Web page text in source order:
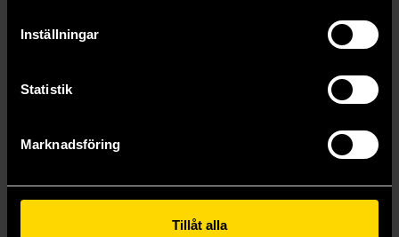
Inställningar
Statistik
Marknadsföring
Tillåt alla
The Broken Kingdoms The Kingdom of Gods
Visa alla delar och format